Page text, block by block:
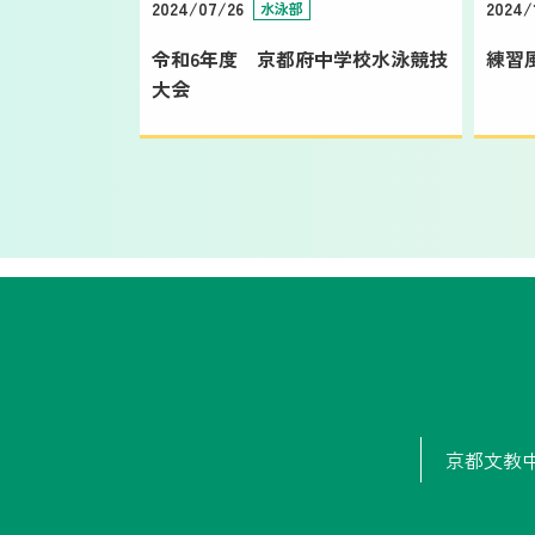
2024/07/26 水泳部
令和6年度 京都府中学校水泳競技
大会
2024/
練習
京都文教